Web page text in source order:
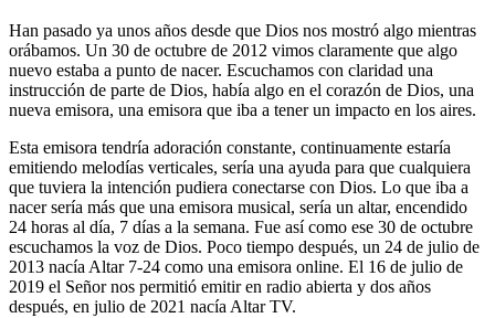
Han pasado ya unos años desde que Dios nos mostró algo mientras
orábamos. Un 30 de octubre de 2012 vimos claramente que algo
nuevo estaba a punto de nacer. Escuchamos con claridad una
instrucción de parte de Dios, había algo en el corazón de Dios, una
nueva emisora, una emisora que iba a tener un impacto en los aires.
Esta emisora tendría adoración constante, continuamente estaría
emitiendo melodías verticales, sería una ayuda para que cualquiera
que tuviera la intención pudiera conectarse con Dios. Lo que iba a
nacer sería más que una emisora musical, sería un altar, encendido
24 horas al día, 7 días a la semana. Fue así como ese 30 de octubre
escuchamos la voz de Dios. Poco tiempo después, un 24 de julio de
2013 nacía Altar 7-24 como una emisora online. El 16 de julio de
2019 el Señor nos permitió emitir en radio abierta y dos años
después, en julio de 2021 nacía Altar TV.